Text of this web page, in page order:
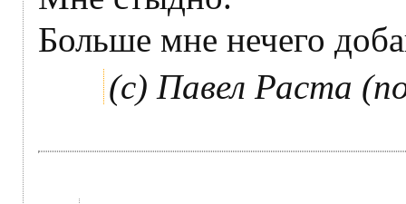
Больше мне нечего
(с) Павел Раста